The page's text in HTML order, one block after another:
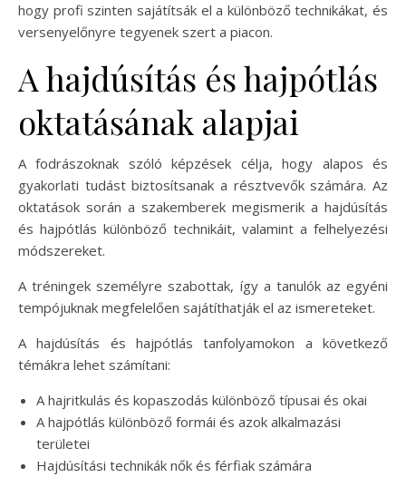
hogy profi szinten sajátítsák el a különböző technikákat, és
versenyelőnyre tegyenek szert a piacon.
A hajdúsítás és hajpótlás
oktatásának alapjai
A fodrászoknak szóló képzések célja, hogy alapos és
gyakorlati tudást biztosítsanak a résztvevők számára. Az
oktatások során a szakemberek megismerik a hajdúsítás
és hajpótlás különböző technikáit, valamint a felhelyezési
módszereket.
A tréningek személyre szabottak, így a tanulók az egyéni
tempójuknak megfelelően sajátíthatják el az ismereteket.
A hajdúsítás és hajpótlás tanfolyamokon a következő
témákra lehet számítani:
A hajritkulás és kopaszodás különböző típusai és okai
A hajpótlás különböző formái és azok alkalmazási
területei
Hajdúsítási technikák nők és férfiak számára